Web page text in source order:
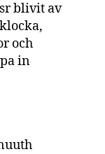
blivit av
och
in